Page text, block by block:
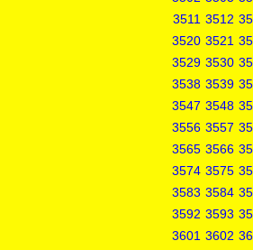
3511 3512
3520 3521
3529 3530
3538 3539
3547 3548
3556 3557
3565 3566
3574 3575
3583 3584
3592 3593
3601 3602